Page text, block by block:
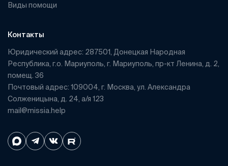
Виды помощи
Контакты
Юридический адрес: 287501, Донецкая Народная
Республика, г.о. Мариуполь, г. Мариуполь, пр-кт Ленина, д. 2,
помещ. 36
Почтовый адрес: 109004, г. Москва, ул. Александра
Солженицына, д. 24, а/я 123
mail@missia.help